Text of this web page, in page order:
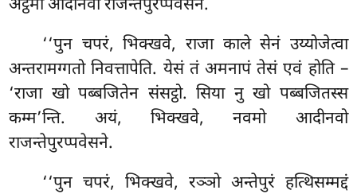
अट्ठमो आदीनवो राजन्तेपुरप्पवेसने.
‘‘पुन चपरं, भिक्खवे, राजा काले सेनं उय्योजेत्वा
अन्तरामग्गतो निवत्तापेति. येसं तं अमनापं तेसं एवं होति –
‘राजा खो पब्बजितेन संसट्ठो. सिया नुखो पब्बजितस्स
कम्म’न्ति. अयं, भिक्खवे, नवमो आदीनवो
राजन्तेपुरप्पवेसने.
‘‘पुन चपरं, भिक्खवे, रञ्ञो अन्तेपुरं हत्थिसम्मद्दं